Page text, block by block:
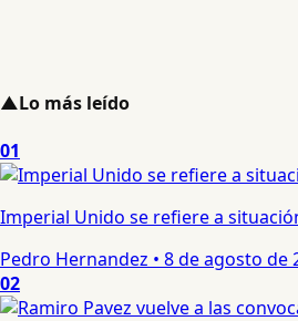
▲Lo más leído
01
Imperial Unido se refiere a
Pedro Hernandez • 8 de agosto de
02